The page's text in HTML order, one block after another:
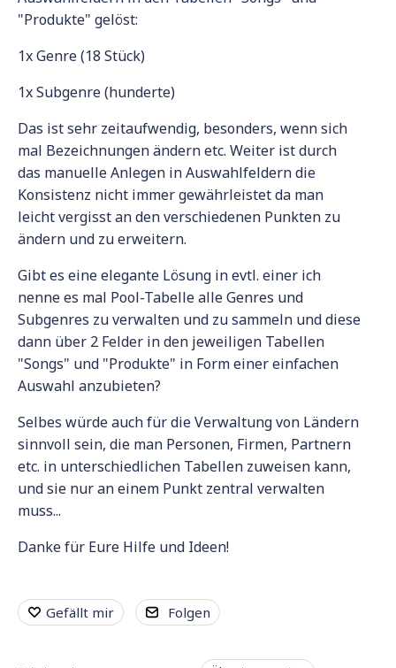
"Produkte" gelöst:
1x Genre (18 Stück)
1x Subgenre (hunderte)
Das ist sehr zeitaufwendig, besonders, wenn sich
mal Bezeichnungen ändern etc. Weiter ist durch
das manuelle Anlegen in Auswahlfeldern die
Konsistenz nicht immer gewährleistet da man
leicht vergisst an den verschiedenen Punkten zu
ändern und zu erweitern.
Gibt es eine elegante Lösung in evtl. einer ich
nenne es mal Pool-Tabelle alle Genres und
Subgenres zu verwalten und zu sammeln und diese
dann über 2 Felder in den jeweiligen Tabellen
"Songs" und "Produkte" in Form einer einfachen
Auswahl anzubieten?
Selbes würde auch für die Verwaltung von Ländern
sinnvoll sein, die man Personen, Firmen, Partnern
etc. in unterschiedlichen Tabellen zuweisen kann,
und sie nur an einem Punkt zentral verwalten
muss...
Danke für Eure Hilfe und Ideen!
Gefällt mir Folgen